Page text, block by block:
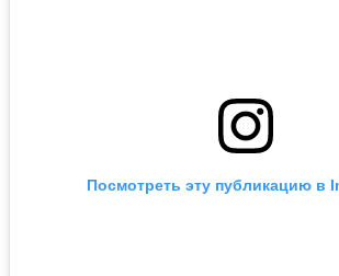
Посмотреть эту публикацию в